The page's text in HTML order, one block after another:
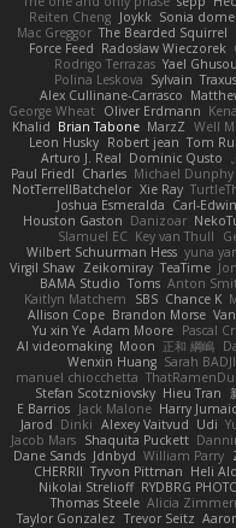
Reiten Cheng Joykk Sonia
Mac Greggor The Bearded Squirrel
Force Feed Radosław Wieczorek
Rodrigo Terrazas Yael
Polina Leskova Sylvain Traxus
Alex Cullinane-Carrasco
George Wheat Oliver Erdmann
Khalid Brian Tabone MarzZ Well
Leon Husky Robert jean Tom
Arturo J. Real Dominic Qusto
Paul Friedl Charles Michael Dunphy
NotTerrellBatchelor Xie Ray
Joshua Esmeralda Carl-Edwin
Houston Gaston Danizoar
Slamuel EC Key van Thull
Wilbert Schuurman Hess yuna
Virgil Shaw Zeikomiray TeaTime
BAMA Studio Toms Anton
Kaitlyn Matchem
SBS Chance K
Allison Cope Brandon Morse
Yu xin Ye Adam Moore Pascal
AI videomaking Moon 正和 綱嶋
Wenxin Huang Sarah BADJI
manuel chiocchetta
Stefan Scotzniovsky Hieu Tran
E Barrios Jack Malone Harry
Jarod Dinki Alexey Vaitvud Udi
Jacob Mars Shaquita Puckett
Dane Sands Jdnbyd William Parry
CHERRII Tryvon Pittman Heli
Nikolai Strelioff RYDBRG
Thomas Steele Alicia
Taylor Gonzalez Trevor Seitz